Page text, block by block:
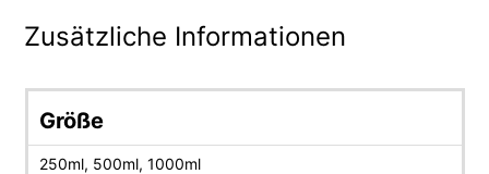
Zusätzliche Informationen
Größe
250ml, 500ml, 1000ml